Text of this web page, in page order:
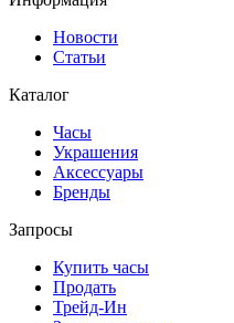
Новости
Статьи
Каталог
Часы
Украшения
Аксессуары
Бренды
Запросы
Купить часы
Продать
Трейд-Ин